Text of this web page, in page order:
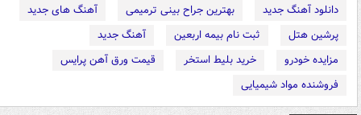
دانلود آهنگ جدید
بهترین جراح بینی ترمیمی
آهنگ های جدید
پرشین هتل
ثبت نام بیمه اربعین
آهنگ جدید
مزایده خودرو
خرید بلیط استخر
قیمت ورق آهن پرایس
فروشنده مواد شیمیایی